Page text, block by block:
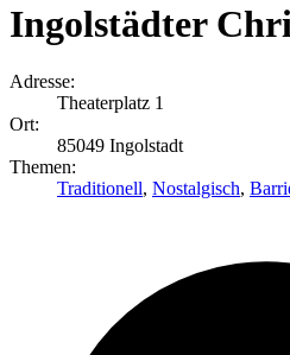
Ingolstädter
Adresse:
Theaterplatz 1
Ort:
85049 Ingolstadt
Themen:
Traditionell, Nostalgisch,